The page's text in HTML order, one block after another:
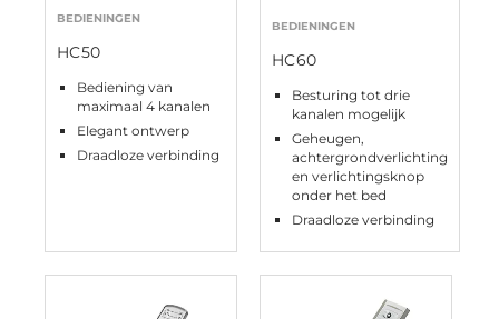
BEDIENINGEN
HC50
Bediening van
maximaal 4 kanalen
Elegant ontwerp
Draadloze verbinding
BEDIENINGEN
HC60
Besturing tot drie
kanalen mogelijk
Geheugen,
achtergrondverlichting
en verlichtingsknop
onder het bed
Draadloze verbinding